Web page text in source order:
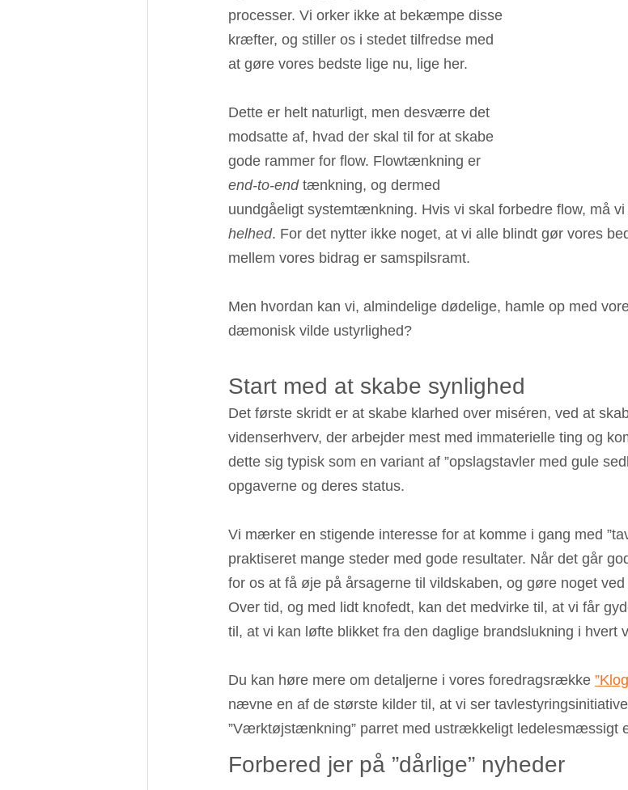
processer. Vi orker ikke at bekæmpe disse
kræfter, og stiller os i stedet tilfredse med
at gøre vores bedste lige nu, lige her.
Dette er helt naturligt, men desværre det
modsatte af, hvad der skal til for at skabe
gode rammer for flow. Flowtænkning er
end-to-end tænkning, og dermed
uundgåeligt systemtænkning. Hvis vi skal forbedre flow, må
helhed. For det nytter ikke noget, at vi alle blindt gør vores
mellem vores bidrag er samspilsramt.
Men hvordan kan vi, almindelige dødelige, hamle op med
dæmonisk vilde ustyrlighed?
Start med at skabe synlighed
Det første skridt er at skabe klarhed over miséren, ved at
videnserhverv, der arbejder mest med immaterielle ting og
dette sig typisk som en variant af ”opslagstavler med gule
opgaverne og deres status.
Vi mærker en stigende interesse for at komme i gang med
praktiseret mange steder med gode resultater. Når det går
for os at få øje på årsagerne til vildskaben, og gøre noget ved
Over tid, og med lidt knofedt, kan det medvirke til, at vi får
til, at vi kan løfte blikket fra den daglige brandslukning i hvert
Du kan høre mere om detaljerne i vores foredragsrække
nævne en af de største kilder til, at vi ser
”Værktøjstænkning” parret med ustrækkeligt ledelesmæssigt
Forbered jer på ”dårlige” nyheder